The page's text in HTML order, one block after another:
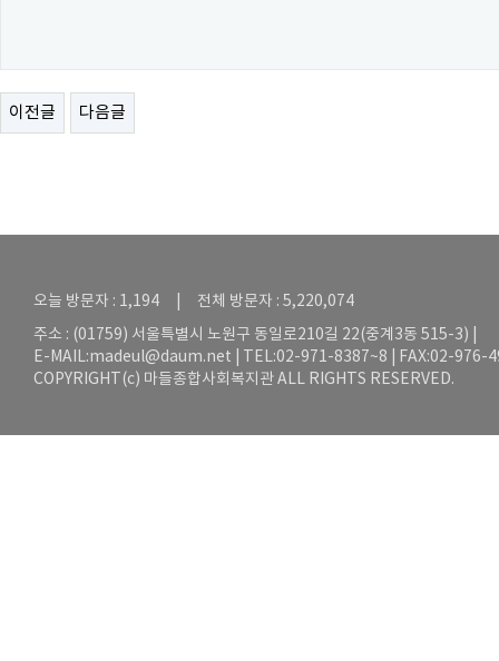
이전글 다음글
오늘 방문자 : 1,194 | 전체 방문자 : 5,220,074
주소 : (01759) 서울특별시 노원구 동일로210길 22(중계3동 515-3) |
E-MAIL:madeul@daum.net | TEL:02-971-8387~8 | FAX:02-976-
COPYRIGHT(c) 마들종합사회복지관 ALL RIGHTS RESERVED.